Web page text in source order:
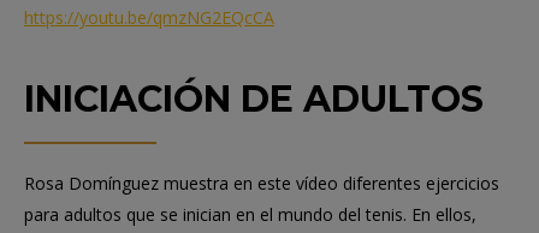
https://youtu.be/qmzNG2EQcCA
INICIACIÓN DE ADULTOS
Rosa Domínguez muestra en este vídeo diferentes ejercicios
para adultos que se inician en el mundo del tenis. En ellos,